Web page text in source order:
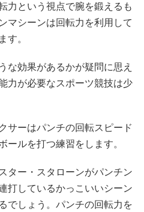
力という視点で腕を鍛えるも
マシーンは回転力を利用して
す。
な効果があるかが疑問に思え
力が必要なスポーツ競技は少
サーはパンチの回転スピード
ールを打つ練習をします。
ター・スタローンがパンチン
打しているかっこいいシーン
でしょう。パンチの回転力を